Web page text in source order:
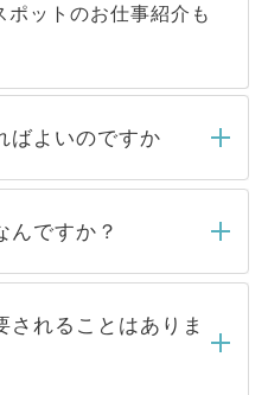
ポットのお仕事紹介も
ばよいのですか
たら、弊社担当者がご
その後メールもしくは
以内にはご連絡をせて
しばらくお待ちくださ
んですか？
取り扱っている求人の
イトからご覧いただ
」です。非公開求人は
、一般には公開してい
されることはありま